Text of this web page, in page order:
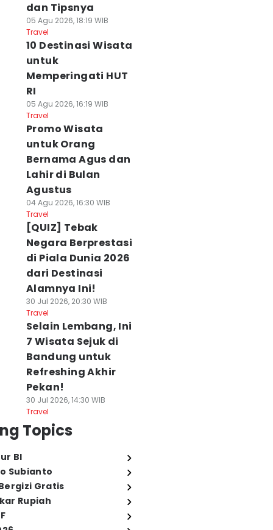
dan Tipsnya
05 Agu 2026, 18:19 WIB
Travel
10 Destinasi Wisata
untuk
Memperingati HUT
RI
05 Agu 2026, 16:19 WIB
Travel
Promo Wisata
untuk Orang
Bernama Agus dan
Lahir di Bulan
Agustus
04 Agu 2026, 16:30 WIB
Travel
[QUIZ] Tebak
Negara Berprestasi
di Piala Dunia 2026
dari Destinasi
Alamnya Ini!
30 Jul 2026, 20:30 WIB
Travel
Selain Lembang, Ini
7 Wisata Sejuk di
Bandung untuk
Refreshing Akhir
Pekan!
30 Jul 2026, 14:30 WIB
Travel
Topics
BI
Subianto
Gratis
Rupiah